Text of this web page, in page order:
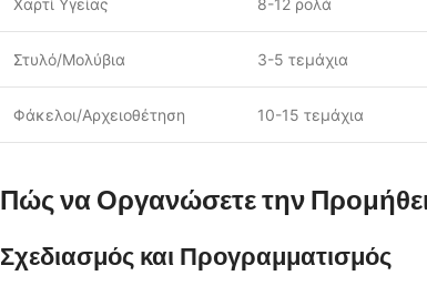
Χαρτί Υγείας 8-12 ρολά
Στυλό/Μολύβια 3-5 τεμάχια
Φάκελοι/Αρχειοθέτηση 10-15 τεμάχια
Πώς να Οργανώσετε την
Σχεδιασμός και Προγραμματισμός